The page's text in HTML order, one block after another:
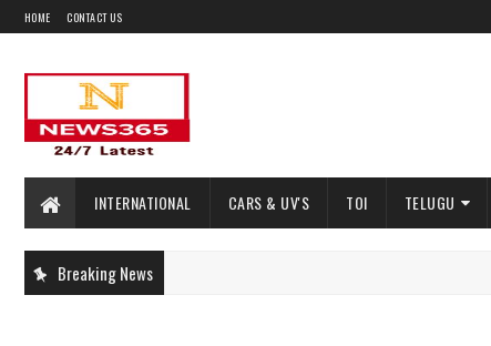
HOME CONTACT US
INTERNATIONAL CARS & UV'S TOI TELUGU
Breaking News